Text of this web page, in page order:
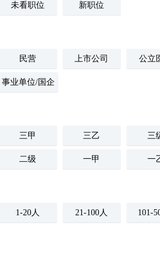
未看职位 新职位
民营 上市公司 公立
事业单位/国企
三甲 三乙 三
二级 一甲 一
1-20人 21-100人 101-